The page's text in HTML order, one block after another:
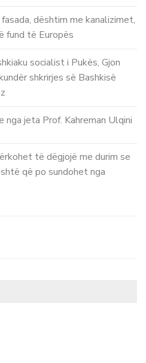
dështim me kanalizimet,
fund të Europës
socialist i Pukës, Gjon
shkrirjes së Bashkisë
nga jeta Prof. Kahreman Ulqini
të dëgjojë me durim se
që po sundohet nga